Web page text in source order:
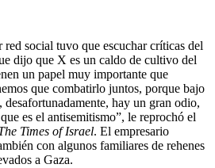
social tuvo que escuchar críticas del
dijo que X es un caldo de cultivo del
un papel muy importante que
que combatirlo juntos, porque bajo
hay un gran odio,
es el antisemitismo”, le reprochó el
Times of Israel. El empresario
con algunos familiares de rehenes
a Gaza.